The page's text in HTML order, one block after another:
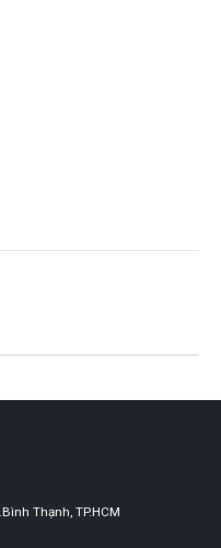
Thạnh, TP.HCM